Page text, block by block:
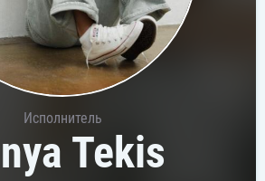
Исполнитель
Tekis